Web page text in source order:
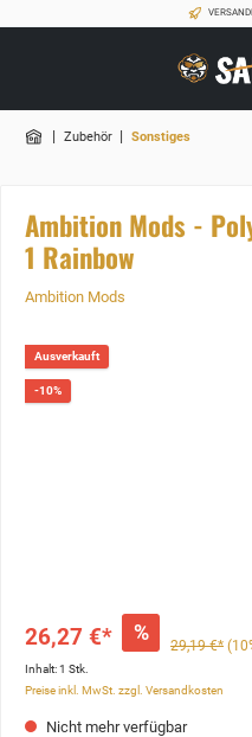
| Zubehör | Sonstiges
Ambition Mods -
1 Rainbow
Ambition Mods
Ausverkauft
-10%
26,27 €* %
29,19 €*
Inhalt:1 Stk.
Preise inkl. MwSt. zzgl. Versandkosten
Nicht mehr verfügbar